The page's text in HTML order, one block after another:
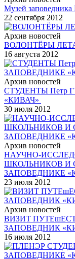
Музей заповедника
22 сентября 2012
Архив новостей
ВОЛОНТЁРЫ
16 августа 2012
Архив новостей
СТУДЕНТЫ Петр
«КИВАЧ»
30 июля 2012
Архив новостей
НАУЧНО-
ШКОЛЬНИКОВ И
ЗАПОВЕДНИКЕ
23 июля 2012
Архив новостей
ВИЗИТ
ЗАПОВЕДНИК
16 июля 2012